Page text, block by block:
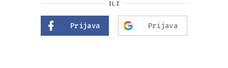
ILI
Prijava Prijava